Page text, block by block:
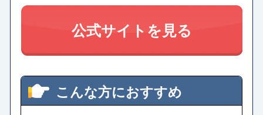
公式サイトを見る
こんな方におすすめ